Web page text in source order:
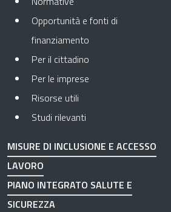
Opportunità e fonti di
finanziamento
Per il cittadino
Per le imprese
Risorse utili
Studi rilevanti
MISURE DI INCLUSIONE E ACCESSO
LAVORO
PIANO INTEGRATO SALUTE E
SICUREZZA